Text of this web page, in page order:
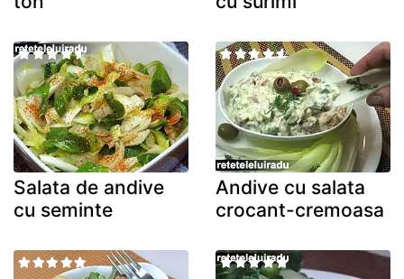
Salata de andive
cu seminte
Andive cu salata
crocant-cremoasa